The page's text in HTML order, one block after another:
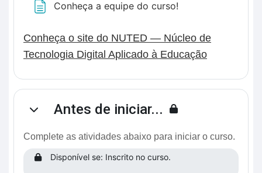
Conheça a equipe do curso!
Conheça o site do NUTED — Núcleo de
Tecnologia Digital Aplicado à Educação
ContrairAntes de iniciar...
Complete as atividades abaixo para iniciar o curso.
Disponível se: Inscrito no curso.